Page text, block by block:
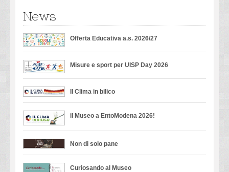
News
Offerta Educativa a.s. 2026/27
Misure e sport per UISP Day 2026
Il Clima in bilico
il Museo a EntoModena 2026!
Non di solo pane
Curiosando al Museo